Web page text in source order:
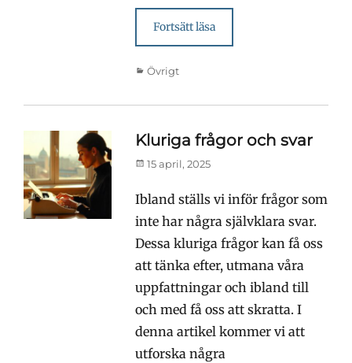
Fortsätt läsa
Kategorier
Övrigt
Kluriga frågor och svar
Publicerad
15 april, 2025
Ibland ställs vi inför frågor som
inte har några självklara svar.
Dessa kluriga frågor kan få oss
att tänka efter, utmana våra
uppfattningar och ibland till
och med få oss att skratta. I
denna artikel kommer vi att
utforska några